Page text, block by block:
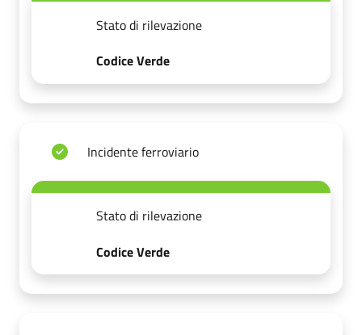
Stato di rilevazione
Codice Verde
Incidente ferroviario
Stato di rilevazione
Codice Verde